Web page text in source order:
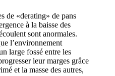
de «derating» de pans
à la baisse des
sont anormales.
l’environnement
large fossé entre les
leur marges grâce
et la masse des autres,